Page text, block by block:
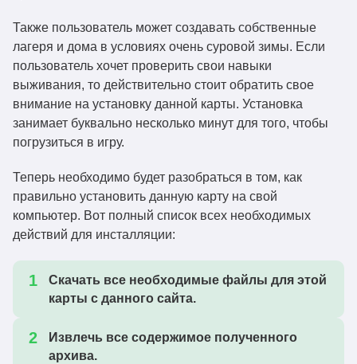
Также пользователь может создавать собственные
лагеря и дома в условиях очень суровой зимы. Если
пользователь хочет проверить свои навыки
выживания, то действительно стоит обратить свое
внимание на установку данной карты. Установка
занимает буквально несколько минут для того, чтобы
погрузиться в игру.
Теперь необходимо будет разобраться в том, как
правильно установить данную карту на свой
компьютер. Вот полный список всех необходимых
действий для инсталляции:
Скачать все необходимые файлы для этой
карты с данного сайта.
Извлечь все содержимое полученного
архива.